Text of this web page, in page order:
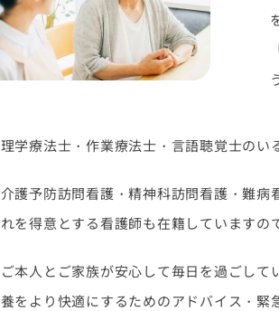
理学療法士・作業療法士・言語聴覚士のい
介護予防訪問看護・精神科訪問看護・難
れを得意とする看護師も在籍していますの
ご本人とご家族が安心して毎日を過ごし
養をより快適にするためのアドバイス・